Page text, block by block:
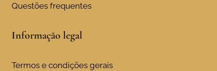
Questões frequentes
Informação legal
Termos e condições gerais